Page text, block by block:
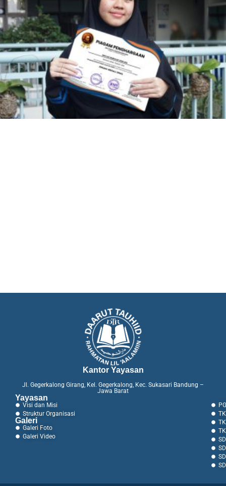
Kantor Yayasan
Jl. Gegerkalong Girang, Kel. Gegerkalong, Kec. Sukasari Bandung –
Jawa Barat
Yayasan
Visi dan Misi
Struktur Organisasi
Galeri
Galeri Foto
Galeri Video